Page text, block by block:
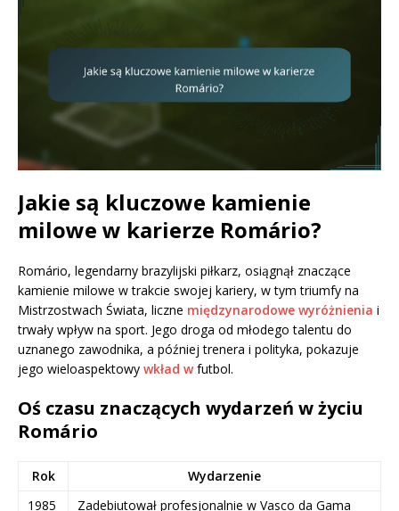
Jakie są kluczowe kamienie
milowe w karierze Romário?
Romário, legendarny brazylijski piłkarz, osiągnął znaczące
kamienie milowe w trakcie swojej kariery, w tym triumfy na
Mistrzostwach Świata, liczne międzynarodowe wyróżnienia i
trwały wpływ na sport. Jego droga od młodego talentu do
uznanego zawodnika, a później trenera i polityka, pokazuje
jego wieloaspektowy wkład wfutbol.
Oś czasu znaczących wydarzeń w życiu
Romário
Rok
Wydarzenie
1985
Zadebiutował profesjonalnie w Vasco da Gama